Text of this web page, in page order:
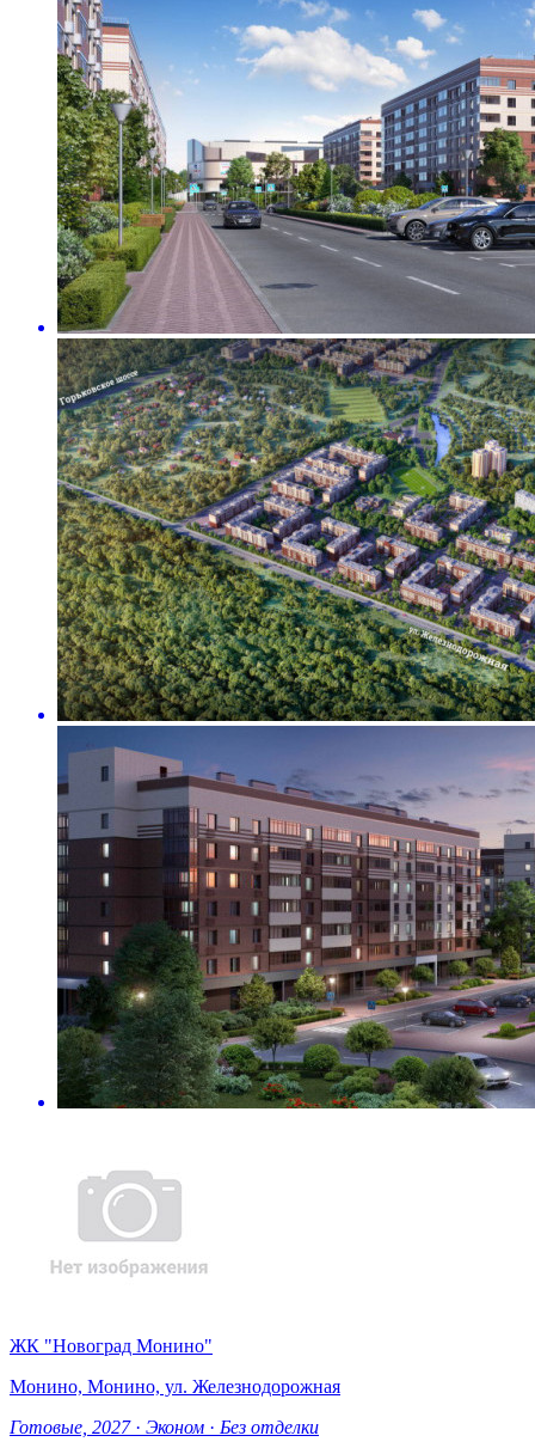
ЖК "Новоград Монино"
Монино, Монино, ул. Железнодорожная
Готовые, 2027 · Эконом · Без отделки